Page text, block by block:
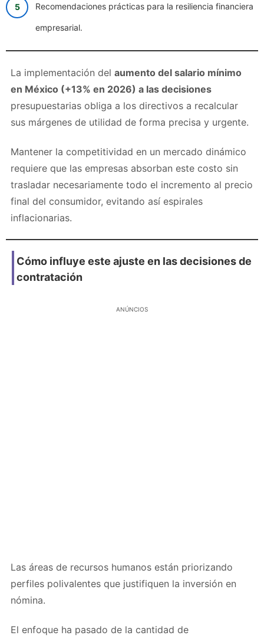
Recomendaciones prácticas para la resiliencia financiera
empresarial.
La implementación del aumento del salario mínimo
en México (+13% en 2026) a las decisiones
presupuestarias obliga a los directivos a recalcular
sus márgenes de utilidad de forma precisa y urgente.
Mantener la competitividad en un mercado dinámico
requiere que las empresas absorban este costo sin
trasladar necesariamente todo el incremento al precio
final del consumidor, evitando así espirales
inflacionarias.
Cómo influye este ajuste en las decisiones de
contratación
ANÚNCIOS
Las áreas de recursos humanos están priorizando
perfiles polivalentes que justifiquen la inversión en
nómina.
El enfoque ha pasado de la cantidad de